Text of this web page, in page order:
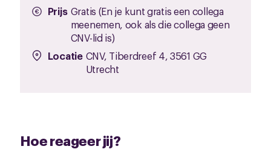
Prijs Gratis (En je kunt gratis een collega
meenemen, ook als die collega geen
CNV-lid is)
Locatie CNV, Tiberdreef 4, 3561 GG
Utrecht
Hoe reageer jij?